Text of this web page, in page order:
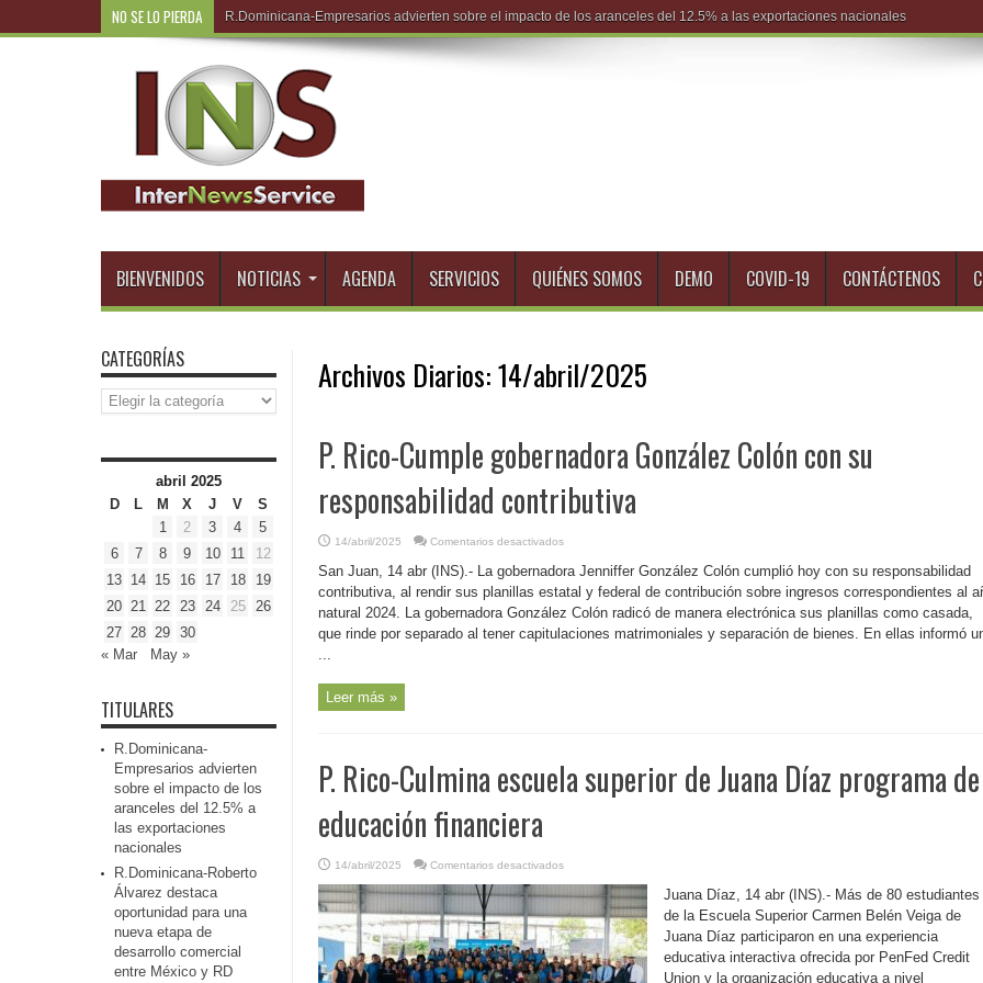
NO SE LO PIERDA R.Dominicana-R
BIENVENIDOS NOTICIAS AGENDA SERVICIOS QUIÉNES SOMOS DEMO COVID-19 CONTÁCTENOS
Archivos Diarios:14/abril/2025
P. Rico-Cumple gobernadora González Colón con su
responsabilidad contributiva
14/abril/2025 Comentarios desactivados
Rico-
Cumple
gobernadora
González
Colón
su
San Juan, 14 abr (INS).- La gobernadora Jenniffer González Colón cumplió hoy con su responsabilidad
contributiva, al rendir sus planillas estatal y federal de contribución sobre ingresos correspondientes al
natural 2024. La gobernadora González Colón radicó de manera electrónica sus planillas como casada,
que rinde por separado al tener capitulaciones matrimoniales y separación de bienes. En ellas informó
...
Leer más »
P. Rico-Culmina escuela superior de Juana Díaz programa de
educación financiera
14/abril/2025 Comentarios desactivados
Rico-
Culmina
escuela
superior
de
Juana
Díaz
programa
Juana Díaz, 14 abr (INS).- Más de 80 estudiantes
de la Escuela Superior Carmen Belén Veiga de
Juana Díaz participaron en una experiencia
educativa interactiva ofrecida por PenFed Credit
Union y la organización educativa a nivel
CATEGORÍAS
Categorías
abril 2025
D
L M X J V
S
1
2 3 4
5
6
7 8 9 10 11
12
13 14 15 16 17 18
19
20 21 22 23 24 25
26
27 28 29 30
« Mar
May »
TITULARES
R.Dominicana-
Empresarios advierten
sobre el impacto de los
aranceles del 12.5% a
las exportaciones
nacionales
R.Dominicana-Roberto
Álvarez destaca
oportunidad para una
nueva etapa de
desarrollo comercial
entre México y RD